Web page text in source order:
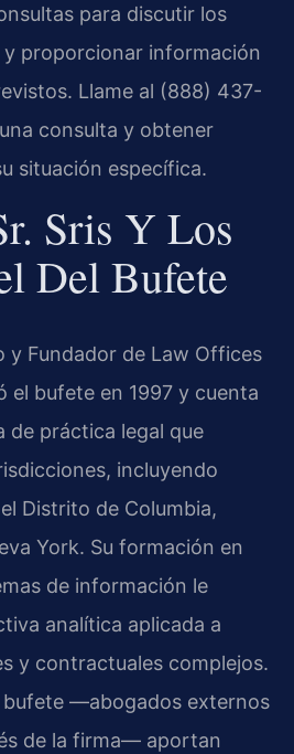
para discutir los
y proporcionar información
Llame al (888) 437-
consulta y obtener
situación específica.
Sris Y Los
Del Bufete
y Fundador de Law Offices
el bufete en 1997 y cuenta
de práctica legal que
incluyendo
Distrito de Columbia,
York. Su formación en
de información le
analítica aplicada a
y contractuales complejos.
bufete —abogados externos
de la firma— aportan